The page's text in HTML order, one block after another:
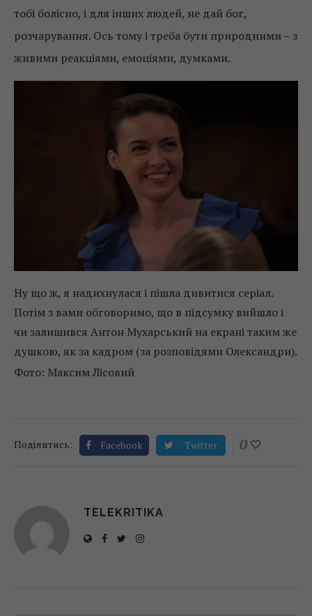
тобі болісно, і для інших людей, не дай бог,
розчарування. Ось тому і треба бути природними – з
живими реакціями, емоціями, думками.
Ну що ж, я надихнулася і пішла дивитися серіал.
Потім з вами обговоримо, що в підсумку вийшло і
чи залишився Антон Мухарський на екрані таким же
душкою, як за кадром (за розповідями Олександри).
Фото: Максим Лісовий
Поділитись: Facebook Twitter 0
TELEKRITIKA